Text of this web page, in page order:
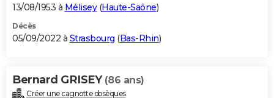
13/08/1953 à Mélisey(Haute-Saône)
Décès
05/09/2022 à Strasbourg (Bas-Rhin)
Bernard GRISEY (86 ans)
Créer une cagnotte obsèques